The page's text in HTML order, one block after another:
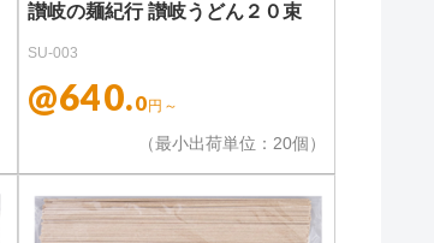
讃岐の麺紀行 讃岐うどん２０束
SU-003
@640.0円～
（最小出荷単位：20個）